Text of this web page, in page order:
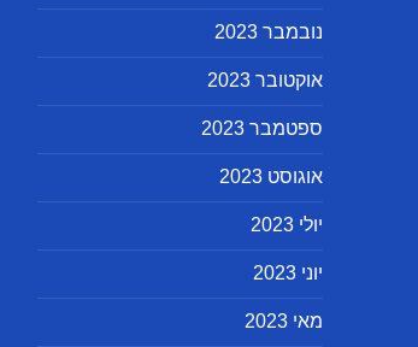
נובמבר 2023
אוקטובר 2023
ספטמבר 2023
אוגוסט 2023
יולי 2023
יוני 2023
מאי 2023